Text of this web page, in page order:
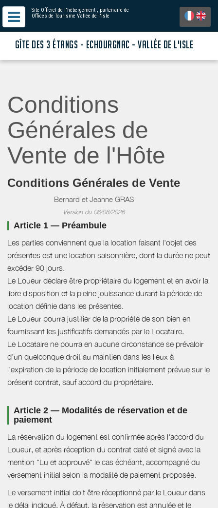
Site Officiel de l'hébergement , partenaire de
Offices de Tourisme Vallée de l'Isle
GÎTE DES 3 ÉTANGS - ECHOURGNAC - VALLÉE DE L'ISLE
Conditions
Générales de
Vente de l'Hôte
Conditions Générales de Vente
Bernard et Jeanne GRAS
Version du 06/08/2026
Article 1 — Préambule
Les parties conviennent que la location faisant l'objet des
présentes est une location saisonnière, dont la durée ne peut
excéder 90 jours.
Le Loueur déclare être propriétaire du logement et en avoir la
libre disposition et la pleine jouissance durant la période de
location définie dans les présentes.
Le Loueur pourra justifier de la propriété de son bien en
fournissant les justificatifs demandés par le Locataire.
Le Locataire ne pourra en aucune circonstance se prévaloir
d’un quelconque droit au maintien dans les lieux à
l’expiration de la période de location initialement prévue sur le
présent contrat, sauf accord du propriétaire.
Article 2 — Modalités de réservation et de
paiement
La réservation du logement est confirmée après l'accord du
Loueur, et après réception du contrat daté et signé avec la
mention "Lu et approuvé" le cas échéant, accompagné du
versement initial selon la modalité de paiement proposée.
Le versement initial doit être réceptionné par le Loueur dans
le délai indiqué. À défaut, la réservation est annulée et le